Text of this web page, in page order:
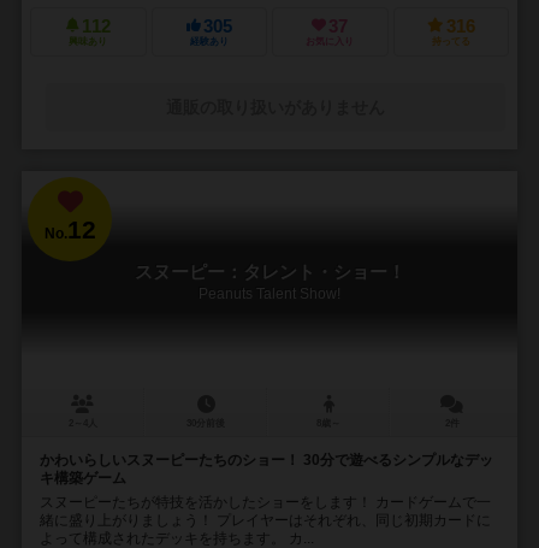
112
興味あり
305
経験あり
37
お気に入り
316
持ってる
No.12
スヌーピー：タレント・ショー！
Peanuts Talent Show!
かわいらしいスヌーピーたちのショー！ 30分で遊べるシンプルなデッ
キ構築ゲーム
スヌーピーたちが特技を活かしたショーをします！ カードゲームで一
緒に盛り上がりましょう！ プレイヤーはそれぞれ、同じ初期カードに
よって構成されたデッキを持ちます。 カ...